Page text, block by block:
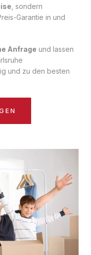
, sondern
Garantie in und
Anfrage und lassen
und zu den besten